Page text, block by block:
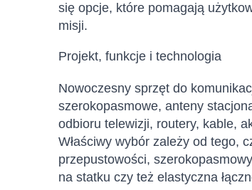
się opcje, które pomagają
misji.
Projekt, funkcje i technologia
Nowoczesny sprzęt do
szerokopasmowe, anteny
odbioru telewizji, routery, kable,
Właściwy wybór zależy od tego,
przepustowości,
na statku czy też elastyczna